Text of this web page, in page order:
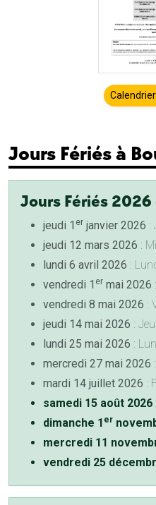
Jours Fériés à
Jours Fériés 2026
jeudi 1 er janvier 2026 :
jeudi 12 mars 2026 :
lundi 6 avril 2026 :
vendredi 1 er mai 2026
vendredi 8 mai 2026 :
jeudi 14 mai 2026 :
lundi 25 mai 2026 :
mercredi 27 mai 2026
mardi 14 juillet 2026 :
samedi 15 août 2026
dimanche 1 er
mercredi 11
vendredi 25